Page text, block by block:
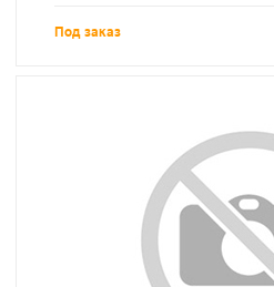
Под заказ